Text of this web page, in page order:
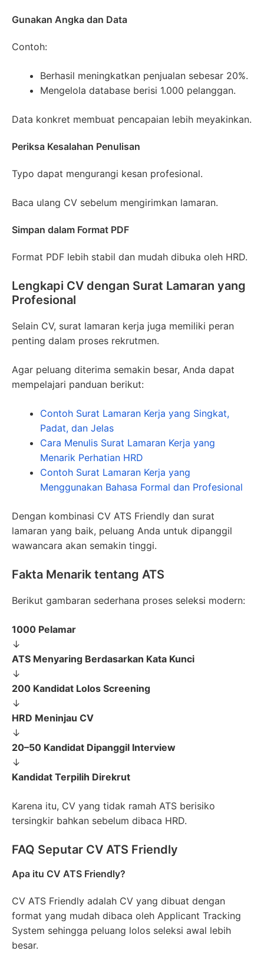
Gunakan Angka dan Data
Contoh:
Berhasil meningkatkan penjualan sebesar 20%.
Mengelola database berisi 1.000 pelanggan.
Data konkret membuat pencapaian lebih meyakinkan.
Periksa Kesalahan Penulisan
Typo dapat mengurangi kesan profesional.
Baca ulang CV sebelum mengirimkan lamaran.
Simpan dalam Format PDF
Format PDF lebih stabil dan mudah dibuka oleh HRD.
Lengkapi CV dengan Surat Lamaran yang
Profesional
Selain CV, surat lamaran kerja juga memiliki peran
penting dalam proses rekrutmen.
Agar peluang diterima semakin besar, Anda dapat
mempelajari panduan berikut:
Contoh Surat Lamaran Kerja yang Singkat,
Padat, dan Jelas
Cara Menulis Surat Lamaran Kerja yang
Menarik Perhatian HRD
Contoh Surat Lamaran Kerja yang
Menggunakan Bahasa Formal dan Profesional
Dengan kombinasi CV ATS Friendly dan surat
lamaran yang baik, peluang Anda untuk dipanggil
wawancara akan semakin tinggi.
Fakta Menarik tentang ATS
Berikut gambaran sederhana proses seleksi modern:
1000 Pelamar
↓
ATS Menyaring Berdasarkan Kata Kunci
↓
200 Kandidat Lolos Screening
↓
HRD Meninjau CV
↓
20–50 Kandidat Dipanggil Interview
↓
Kandidat Terpilih Direkrut
Karena itu, CV yang tidak ramah ATS berisiko
tersingkir bahkan sebelum dibaca HRD.
FAQ Seputar CV ATS Friendly
Apa itu CV ATS Friendly?
CV ATS Friendly adalah CV yang dibuat dengan
format yang mudah dibaca oleh Applicant Tracking
System sehingga peluang lolos seleksi awal lebih
besar.